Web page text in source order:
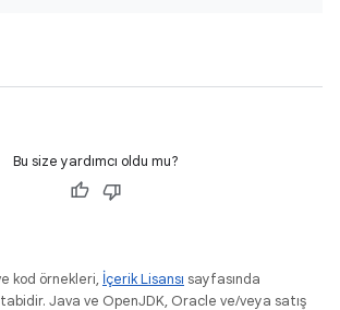
Bu size yardımcı oldu mu?
kod örnekleri, İçerik Lisansı sayfasında
Java ve OpenJDK, Oracle ve/veya satış